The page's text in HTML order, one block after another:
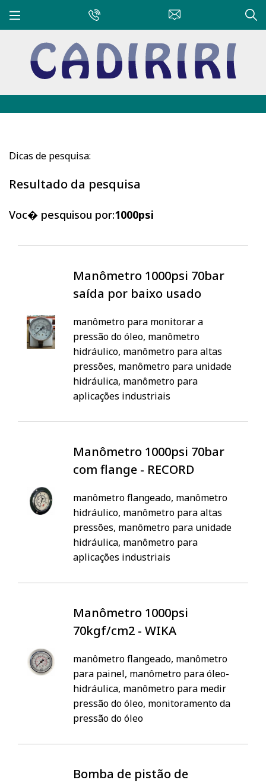
Dicas de pesquisa:
Resultado da pesquisa
Voc� pesquisou por:1000psi
Manômetro 1000psi 70bar
saída por baixo usado
manômetro para monitorar a
pressão do óleo, manômetro
hidráulico, manômetro para altas
pressões, manômetro para unidade
hidráulica, manômetro para
aplicações industriais
Manômetro 1000psi 70bar
com flange - RECORD
manômetro flangeado, manômetro
hidráulico, manômetro para altas
pressões, manômetro para unidade
hidráulica, manômetro para
aplicações industriais
Manômetro 1000psi
70kgf/cm2 - WIKA
manômetro flangeado, manômetro
para painel, manômetro para óleo-
hidráulica, manômetro para medir
pressão do óleo, monitoramento da
pressão do óleo
Bomba de pistão de